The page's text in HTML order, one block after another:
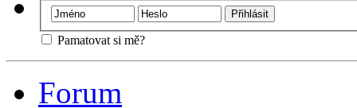
Pamatovat si mě?
Forum